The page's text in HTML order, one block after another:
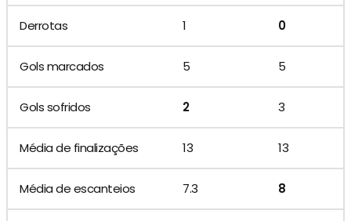
Derrotas 1 0
Gols marcados 5 5
Gols sofridos 2 3
Média de finalizações 13 13
Média de escanteios 7.3 8